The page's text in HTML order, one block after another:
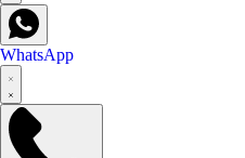
WhatsApp